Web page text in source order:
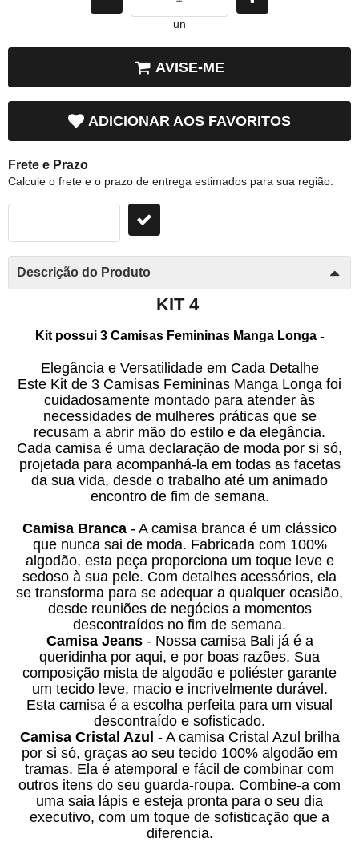
un
AVISE-ME
ADICIONAR AOS FAVORITOS
Frete e Prazo
Calcule o frete e o prazo de entrega estimados para sua região:
Descrição do Produto
KIT 4
Kit possui 3 Camisas Femininas Manga Longa -
Elegância e Versatilidade em Cada Detalhe
Este Kit de 3 Camisas Femininas Manga Longa foi
cuidadosamente montado para atender às
necessidades de mulheres práticas que se
recusam a abrir mão do estilo e da elegância.
Cada camisa é uma declaração de moda por si só,
projetada para acompanhá-la em todas as facetas
da sua vida, desde o trabalho até um animado
encontro de fim de semana.
Camisa Branca - A camisa branca é um clássico
que nunca sai de moda. Fabricada com 100%
algodão, esta peça proporciona um toque leve e
sedoso à sua pele. Com detalhes acessórios, ela
se transforma para se adequar a qualquer ocasião,
desde reuniões de negócios a momentos
descontraídos no fim de semana.
Camisa Jeans- Nossa camisa Bali já é a
queridinha por aqui, e por boas razões. Sua
composição mista de algodão e poliéster garante
um tecido leve, macio e incrivelmente durável.
Esta camisa é a escolha perfeita para um visual
descontraído e sofisticado.
Camisa Cristal Azul - A camisa Cristal Azul brilha
por si só, graças ao seu tecido 100% algodão em
tramas. Ela é atemporal e fácil de combinar com
outros itens do seu guarda-roupa. Combine-a com
uma saia lápis e esteja pronta para o seu dia
executivo, com um toque de sofisticação que a
diferencia.